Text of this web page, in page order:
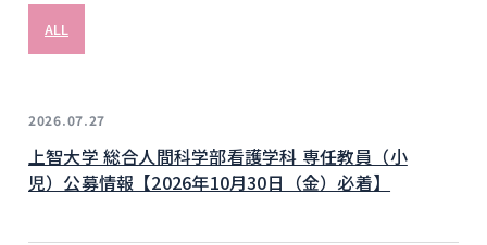
ALL
2026.07.27
上智大学 総合人間科学部看護学科 専任教員（小
児）公募情報【2026年10月30日（金）必着】